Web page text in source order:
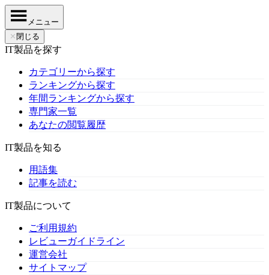
メニュー
✕ 閉じる
IT製品を探す
カテゴリーから探す
ランキングから探す
年間ランキングから探す
専門家一覧
あなたの閲覧履歴
IT製品を知る
用語集
記事を読む
IT製品について
ご利用規約
レビューガイドライン
運営会社
サイトマップ